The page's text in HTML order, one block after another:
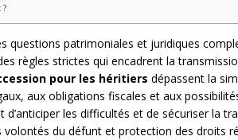
questions patrimoniales et juridiques
règles strictes qui encadrent la
pour les héritiers dépassent la
aux obligations fiscales et aux
les difficultés et de sécuriser la
du défunt et protection des droits